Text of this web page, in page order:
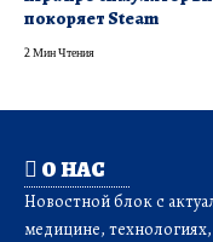
покоряет Steam
2 Мин Чтения
О НАС
Новостной блок с
медицине,